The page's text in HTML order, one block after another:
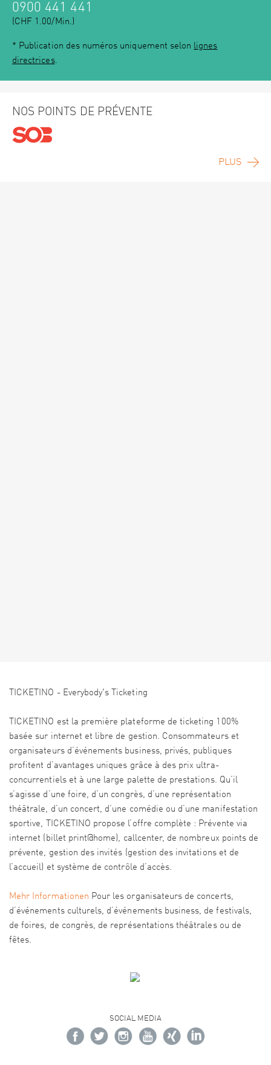
0900 441 441
(CHF 1.00/Min.)
* Publication des numéros uniquement selon lignes
directrices.
NOS POINTS DE PRÉVENTE
PLUS
TICKETINO - Everybody's Ticketing
TICKETINO est la première plateforme de ticketing 100%
basée sur internet et libre de gestion. Consommateurs et
organisateurs d’événements business, privés, publiques
profitent d’avantages uniques grâce à des prix ultra-
concurrentiels et à une large palette de prestations. Qu’il
s’agisse d’une foire, d’un congrès, d’une représentation
théâtrale, d’un concert, d’une comédie ou d’une manifestation
sportive, TICKETINO propose l’offre complète : Prévente via
internet (billet print@home), callcenter, de nombreux points de
prévente, gestion des invités (gestion des invitations et de
l’accueil) et système de contrôle d’accès.
Mehr Informationen Pour les organisateurs de concerts,
d’événements culturels, d’événements business, de festivals,
de foires, de congrès, de représentations théâtrales ou de
fêtes.
SOCIAL MEDIA